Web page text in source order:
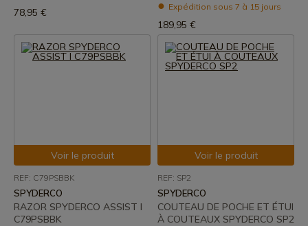
78,95 € Expédition sous 7 à 15 jours
189,95 €
Voir le produit
REF: C79PSBBK
SPYDERCO
RAZOR SPYDERCO ASSIST I
C79PSBBK
Voir le produit
REF: SP2
SPYDERCO
COUTEAU DE POCHE ET ÉTUI
À COUTEAUX SPYDERCO SP2